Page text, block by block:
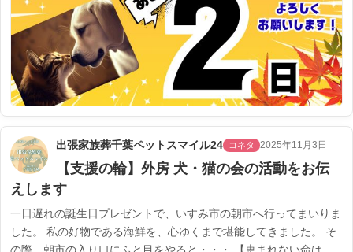
出張家族葬千葉ペットスマイル24 コネタ 2025年11月3日
【支援の輪】外房 犬・猫の会の活動をお伝
えします
一日遅れの誕生日プレゼントで、いすみ市の朝市へ行ってまいりま
した。 私の好物である海鮮を、心ゆくまで堪能してきました。 そ